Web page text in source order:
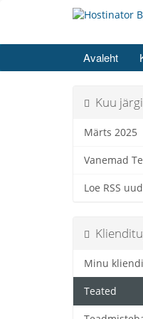
Avaleht
Kuu järgi
Märts 2025
Vanemad
Loe RSS
Minu
Teated